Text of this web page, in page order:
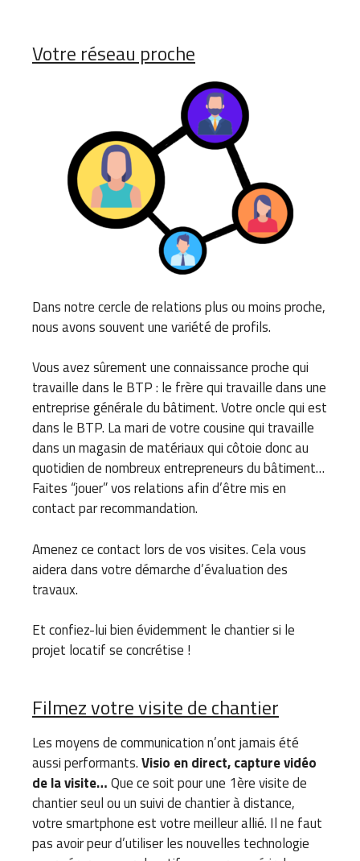
Votre réseau proche
Dans notre cercle de relations plus ou moins proche,
nous avons souvent une variété de profils.
Vous avez sûrement une connaissance proche qui
travaille dans le BTP : le frère qui travaille dans une
entreprise générale du bâtiment. Votre oncle qui est
dans le BTP. La mari de votre cousine qui travaille
dans un magasin de matériaux qui côtoie donc au
quotidien de nombreux entrepreneurs du bâtiment…
Faites “jouer” vos relations afin d’être mis en
contact par recommandation.
Amenez ce contact lors de vos visites. Cela vous
aidera dans votre démarche d’évaluation des
travaux.
Et confiez-lui bien évidemment le chantier si le
projet locatif se concrétise !
Filmez votre visite de chantier
Les moyens de communication n’ont jamais été
aussi performants.Visio en direct, capture vidéo
de la visite…Que ce soit pour une 1ère visite de
chantier seul ou un suivi de chantier à distance,
votre smartphone est votre meilleur allié. Il ne faut
pas avoir peur d’utiliser les nouvelles technologie